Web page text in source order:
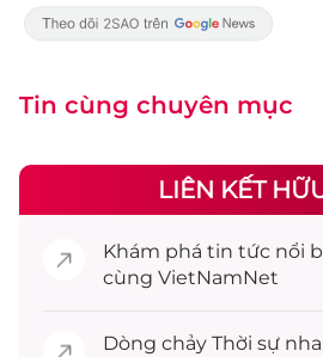
Tin cùng chuyên mục
LIÊN KẾT
Khám phá tin tức nổi
cùng VietNamNet
Dòng chảy Thời sự